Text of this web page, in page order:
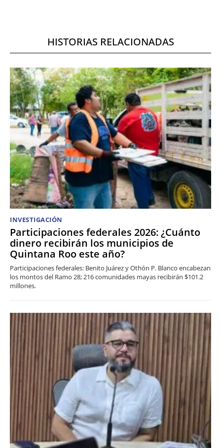
HISTORIAS RELACIONADAS
INVESTIGACIÓN
Participaciones federales 2026: ¿Cuánto
dinero recibirán los municipios de
Quintana Roo este año?
Participaciones federales: Benito Juárez y Othón P. Blanco encabezan
los montos del Ramo 28; 216 comunidades mayas recibirán $101.2
millones.